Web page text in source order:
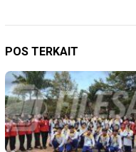
POS TERKAIT